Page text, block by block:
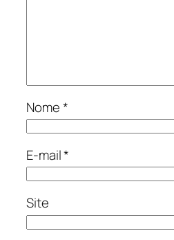
Nome*
E-mail*
Site